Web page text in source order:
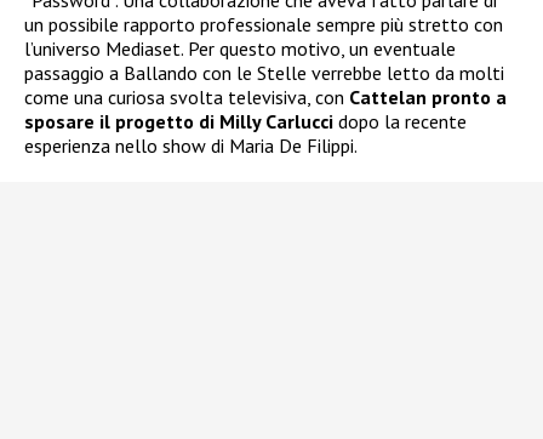
un possibile rapporto professionale sempre più stretto con
l’universo Mediaset. Per questo motivo, un eventuale
passaggio a Ballando con le Stelle verrebbe letto da molti
come una curiosa svolta televisiva, con Cattelan pronto a
sposare il progetto di Milly Carlucci dopo la recente
esperienza nello show di Maria De Filippi.